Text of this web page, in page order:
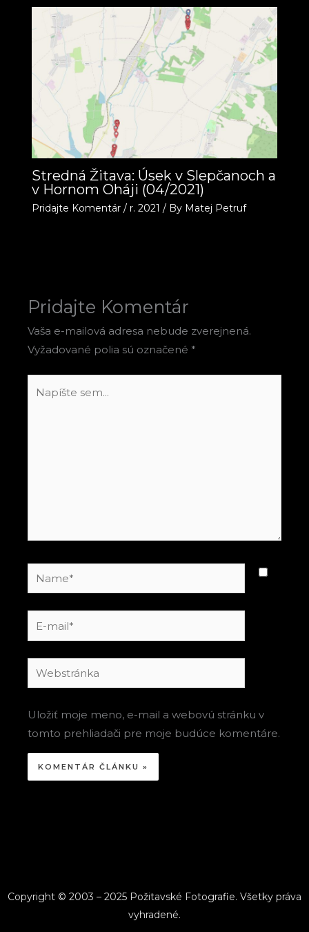
Stredná Žitava: Úsek v Slepčanoch a
v Hornom Oháji (04/2021)
Pridajte Komentár / r. 2021 / By Matej Petruf
Pridajte Komentár
Vaša e-mailová adresa nebude zverejnená.
Vyžadované polia sú označené *
sem...
Name*
E-
mail*
Webstránka
Uložiť moje meno, e-mail a webovú stránku v
tomto prehliadači pre moje budúce komentáre.
Copyright © 2003 – 2025 Požitavské Fotografie. Všetky práva
vyhradené.